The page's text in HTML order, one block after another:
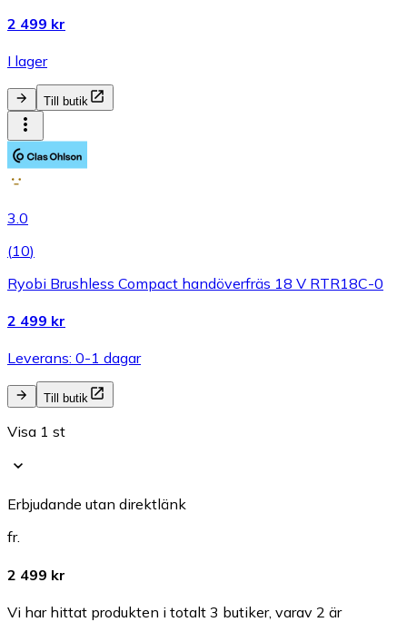
2 499 kr
I lager
Till butik
3.0
(10)
Ryobi Brushless Compact handöverfräs 18 V RTR18C-0
2 499 kr
Leverans: 0-1 dagar
Till butik
Visa 1 st
Erbjudande utan direktlänk
fr.
2 499 kr
Vi har hittat produkten i totalt 3 butiker, varav 2 är